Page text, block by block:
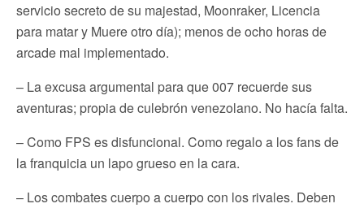
servicio secreto de su majestad, Moonraker, Licencia
para matar y Muere otro día); menos de ocho horas de
arcade mal implementado.
– La excusa argumental para que 007 recuerde sus
aventuras; propia de culebrón venezolano. No hacía falta.
– Como FPS es disfuncional. Como regalo a los fans de
la franquicia un lapo grueso en la cara.
– Los combates cuerpo a cuerpo con los rivales. Deben